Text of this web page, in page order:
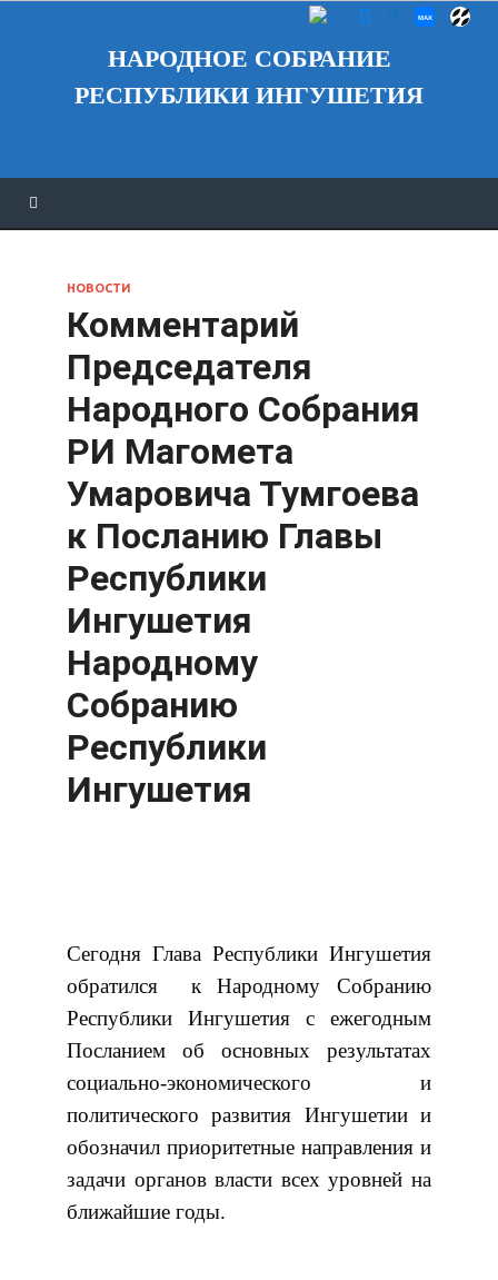
НАРОДНОЕ СОБРАНИЕ
РЕСПУБЛИКИ ИНГУШЕТИЯ
НОВОСТИ
Комментарий
Председателя
Народного Собрания
РИ Магомета
Умаровича Тумгоева
к Посланию Главы
Республики
Ингушетия
Народному
Собранию
Республики
Ингушетия
Сегодня Глава Республики Ингушетия
обратился к Народному Собранию
Республики Ингушетия с ежегодным
Посланием об основных результатах
социально-экономического и
политического развития Ингушетии и
обозначил приоритетные направления и
задачи органов власти всех уровней на
ближайшие годы.